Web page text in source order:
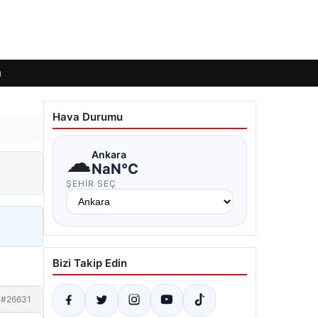
#26631
Hava Durumu
☁Ankara
NaN°C
ŞEHIR SEÇ
Bizi Takip Edin